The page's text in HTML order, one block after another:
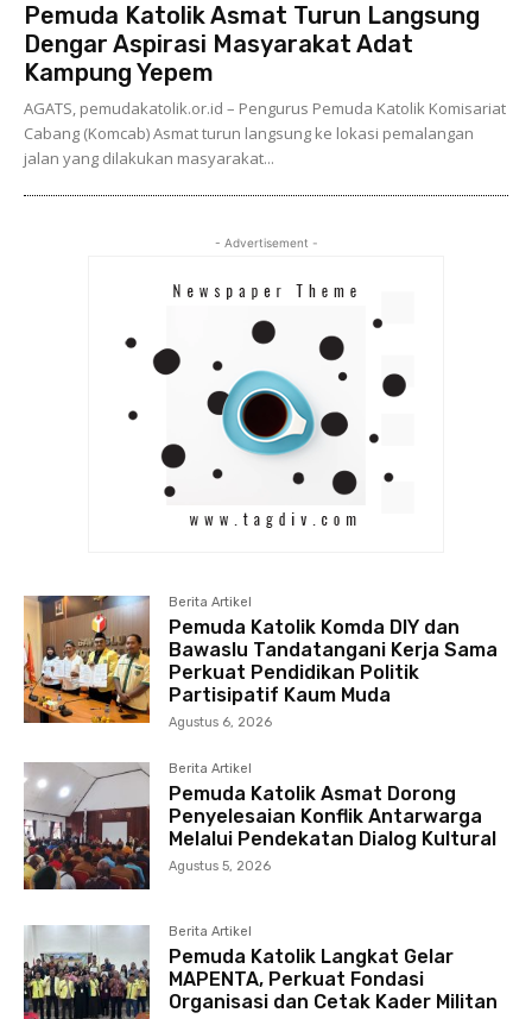
Pemuda Katolik Asmat Turun Langsung
Dengar Aspirasi Masyarakat Adat
Kampung Yepem
AGATS, pemudakatolik.or.id – Pengurus Pemuda Katolik Komisariat
Cabang (Komcab) Asmat turun langsung ke lokasi pemalangan
jalan yang dilakukan masyarakat...
- Advertisement -
Berita Artikel
Pemuda Katolik Komda DIY dan
Bawaslu Tandatangani Kerja Sama
Perkuat Pendidikan Politik
Partisipatif Kaum Muda
Agustus 6, 2026
Berita Artikel
Pemuda Katolik Asmat Dorong
Penyelesaian Konflik Antarwarga
Melalui Pendekatan Dialog Kultural
Agustus 5, 2026
Berita Artikel
Pemuda Katolik Langkat Gelar
MAPENTA, Perkuat Fondasi
Organisasi dan Cetak Kader Militan